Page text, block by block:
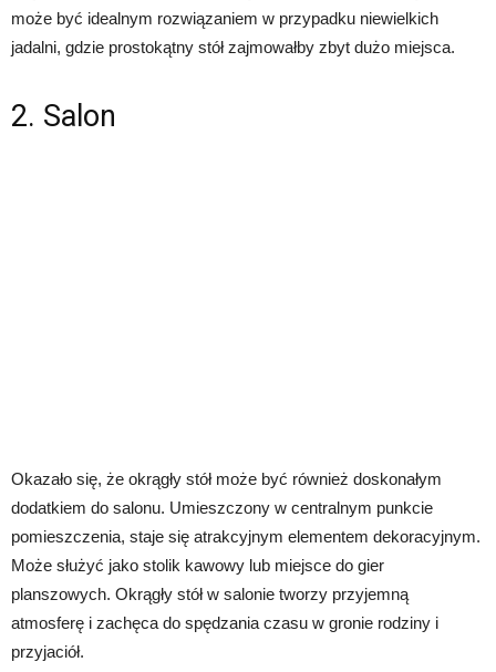
może być idealnym rozwiązaniem w przypadku niewielkich
jadalni, gdzie prostokątny stół zajmowałby zbyt dużo miejsca.
2. Salon
Okazało się, że okrągły stół może być również doskonałym
dodatkiem do salonu. Umieszczony w centralnym punkcie
pomieszczenia, staje się atrakcyjnym elementem dekoracyjnym.
Może służyć jako stolik kawowy lub miejsce do gier
planszowych. Okrągły stół w salonie tworzy przyjemną
atmosferę i zachęca do spędzania czasu w gronie rodziny i
przyjaciół.